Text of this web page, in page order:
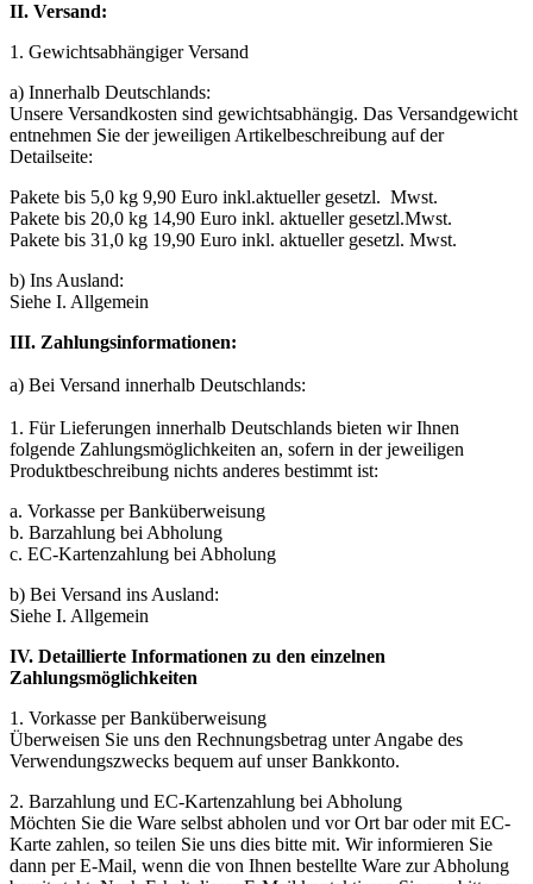
II. Versand:
1. Gewichtsabhängiger Versand
a) Innerhalb Deutschlands:
Unsere Versandkosten sind gewichtsabhängig. Das Versandgewicht
entnehmen Sie der jeweiligen Artikelbeschreibung auf der
Detailseite:
Pakete bis 5,0 kg 9,90 Euro inkl.aktueller gesetzl. Mwst.
Pakete bis 20,0 kg 14,90 Euro inkl. aktueller gesetzl.Mwst.
Pakete bis 31,0 kg 19,90 Euro inkl. aktueller gesetzl. Mwst.
b) Ins Ausland:
Siehe I. Allgemein
III. Zahlungsinformationen:
a) Bei Versand innerhalb Deutschlands:
1. Für Lieferungen innerhalb Deutschlands bieten wir Ihnen
folgende Zahlungsmöglichkeiten an, sofern in der jeweiligen
Produktbeschreibung nichts anderes bestimmt ist:
a. Vorkasse per Banküberweisung
b. Barzahlung bei Abholung
c. EC-Kartenzahlung bei Abholung
b) Bei Versand ins Ausland:
Siehe I. Allgemein
IV. Detaillierte Informationen zu den einzelnen
Zahlungsmöglichkeiten
1. Vorkasse per Banküberweisung
Überweisen Sie uns den Rechnungsbetrag unter Angabe des
Verwendungszwecks bequem auf unser Bankkonto.
2. Barzahlung und EC-Kartenzahlung bei Abholung
Möchten Sie die Ware selbst abholen und vor Ort bar oder mit EC-
Karte zahlen, so teilen Sie uns dies bitte mit. Wir informieren Sie
dann per E-Mail, wenn die von Ihnen bestellte Ware zur Abholung